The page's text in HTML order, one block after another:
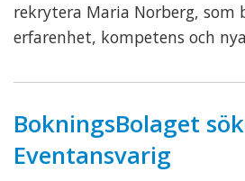
rekrytera Maria Norberg, som
erfarenhet, kompetens och
BokningsBolaget
Eventansvarig